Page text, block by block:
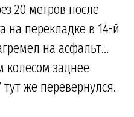
20 метров после
на перекладке в 14-й
на асфальт...
заднее
тут же перевернулся.